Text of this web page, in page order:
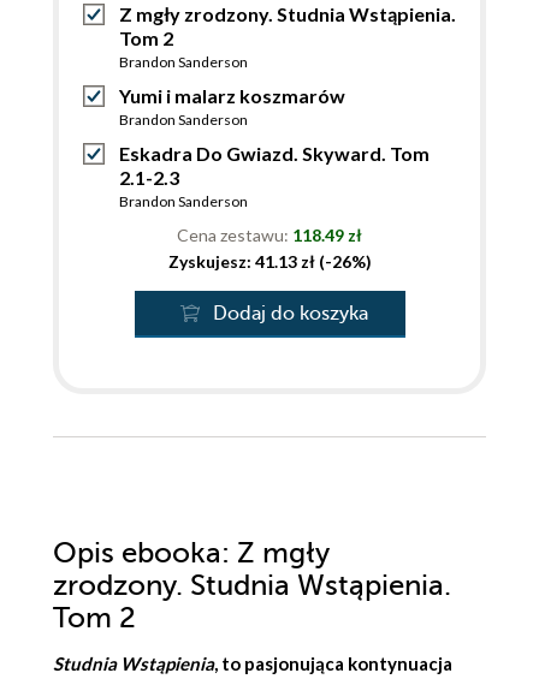
Z mgły zrodzony. Studnia Wstąpienia.
Tom 2
Brandon Sanderson
Yumi i malarz koszmarów
Brandon Sanderson
Eskadra Do Gwiazd. Skyward. Tom
2.1-2.3
Brandon Sanderson
Cena zestawu: 118.49 zł
Zyskujesz: 41.13 zł (-26%)
Dodaj do koszyka
Opis ebooka: Z mgły
zrodzony. Studnia Wstąpienia.
Tom 2
Studnia Wstąpienia, to pasjonująca kontynuacja